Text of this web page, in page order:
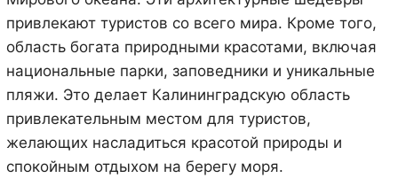
привлекают туристов со всего мира. Кроме того,
область богата природными красотами, включая
национальные парки, заповедники и уникальные
пляжи. Это делает Калининградскую область
привлекательным местом для туристов,
желающих насладиться красотой природы и
спокойным отдыхом на берегу моря.